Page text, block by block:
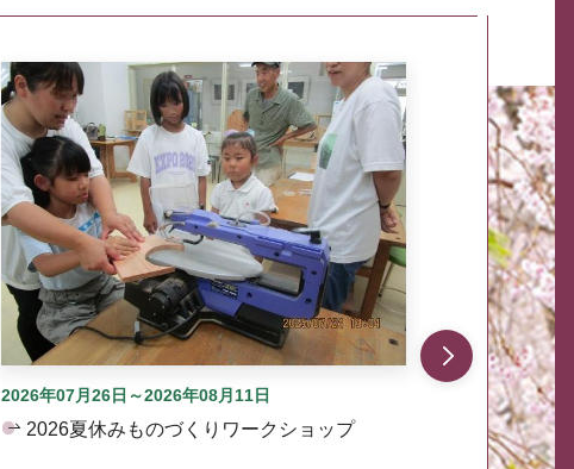
2026年07月26日～2026年08月11日
2026夏休みものづくりワークショップ